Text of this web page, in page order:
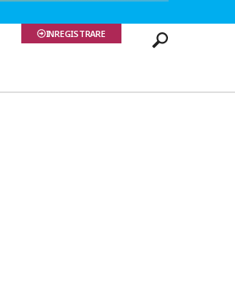
INREGISTRARE